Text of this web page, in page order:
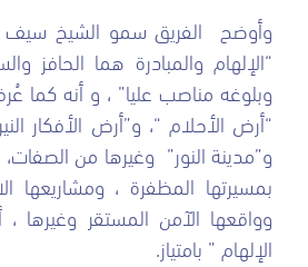
وأوضح الفريق سمو الشيخ سيف
“الإلهام والمبادرة هما الحافز
وبلوغه مناصب عليا” ، و أنه كما
“أرض الأحلام “، و”أرض الأفكار
و”مدينة النور” وغيرها من
بمسيرتها المظفرة ، ومشاريعها
وواقعها الآمن المستقر
الإلهام ” بامتياز.